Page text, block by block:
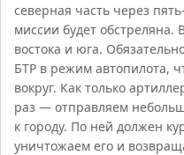
северная часть через
миссии будет обстреляна.
востока и юга.
БТР в режим автопилота,
вокруг. Как только
раз — отправляем
к городу. По ней должен
уничтожаем его и